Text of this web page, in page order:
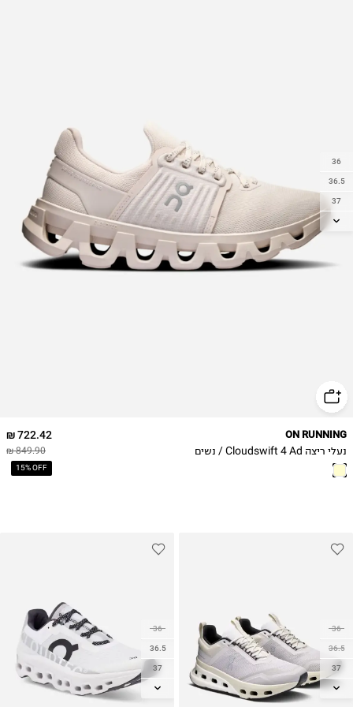
36
36.5
37
37.5
722.42 ₪
849.90 ₪
15% OFF
ON RUNNING
נעלי ריצה Cloudswift 4 Ad / נשים
36
36.5
37
37.5
36
36.5
37
37.5